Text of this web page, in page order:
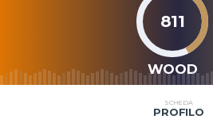
811
WOOD
SCHEDA
PROFILO